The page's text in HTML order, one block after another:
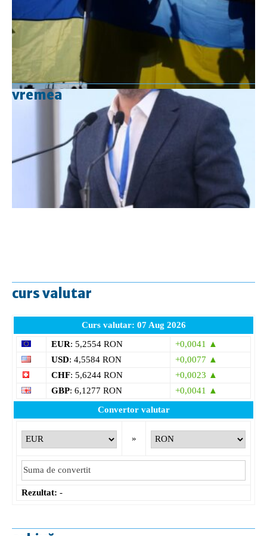
vremea
curs valutar
Curs valutar: 07 Aug 2026
EUR: 5,2554 RON
+0,0041 ▲
USD: 4,5584 RON
+0,0077 ▲
CHF: 5,6244 RON
+0,0023 ▲
GBP: 6,1277 RON
+0,0041 ▲
Convertor valutar
»
Rezultat: -